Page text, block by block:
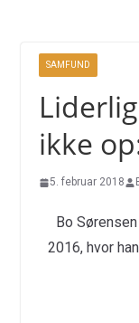
SAMFUND
ikke
5. februar 2018
Bo
2016, hvor